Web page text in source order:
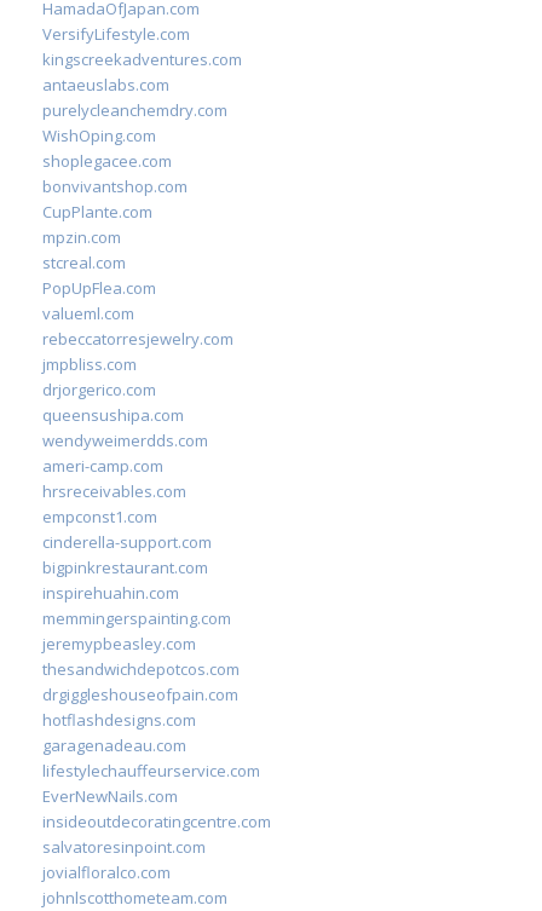
HamadaOfJapan.com
VersifyLifestyle.com
kingscreekadventures.com
antaeuslabs.com
purelycleanchemdry.com
WishOping.com
shoplegacee.com
bonvivantshop.com
CupPlante.com
mpzin.com
stcreal.com
PopUpFlea.com
valueml.com
rebeccatorresjewelry.com
jmpbliss.com
drjorgerico.com
queensushipa.com
wendyweimerdds.com
ameri-camp.com
hrsreceivables.com
empconst1.com
cinderella-support.com
bigpinkrestaurant.com
inspirehuahin.com
memmingerspainting.com
jeremypbeasley.com
thesandwichdepotcos.com
drgiggleshouseofpain.com
hotflashdesigns.com
garagenadeau.com
lifestylechauffeurservice.com
EverNewNails.com
insideoutdecoratingcentre.com
salvatoresinpoint.com
jovialfloralco.com
johnlscotthometeam.com